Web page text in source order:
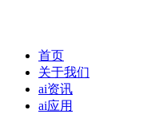
首页
关于我们
ai资讯
ai应用